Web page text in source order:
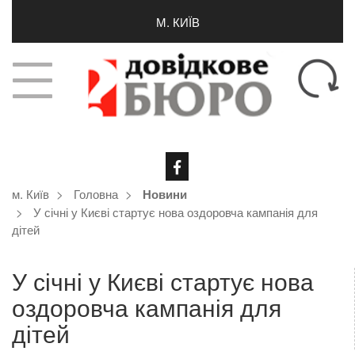
М. КИЇВ
м. Київ Головна
Новини
У січні у Києві стартує нова оздоровча кампанія для
дітей
У січні у Києві стартує нова
оздоровча кампанія для
дітей